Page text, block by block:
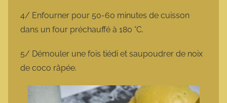
4/ Enfourner pour 50-60 minutes de cuisson
dans un four préchauffé à 180 °C.
5/ Démouler une fois tiédi et saupoudrer de noix
de coco râpée.